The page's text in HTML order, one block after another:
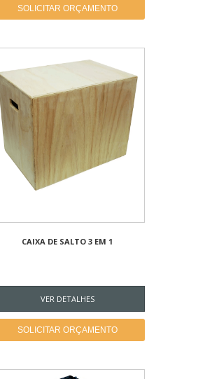
SOLICITAR ORÇAMENTO
CAIXA DE SALTO 3 EM 1
VER DETALHES
SOLICITAR ORÇAMENTO